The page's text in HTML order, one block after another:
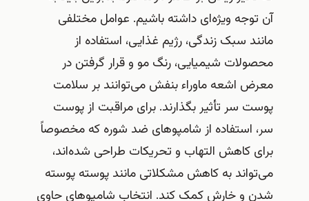
آن توجه ویژه‌ای داشته باشیم. عوامل مختلفی
مانند سبک زندگی، رژیم غذایی، استفاده از
محصولات شیمیایی، رنگ مو و قرار گرفتن در
معرض اشعه ماوراء بنفش می‌توانند بر سلامت
پوست سر تأثیر بگذارند. برای مراقبت از پوست
سر، استفاده از شامپوهای ضد شوره که مخصوصاً
برای کاهش التهاب و تحریکات طراحی شده‌اند،
می‌تواند به کاهش مشکلاتی مانند پوسته پوسته
شدن و خارش کمک کند. انتخاب شامپوهای حاوی